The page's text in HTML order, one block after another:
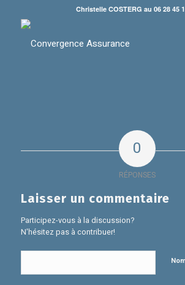
Christelle COSTERG au 06 28 45
0
RÉPONSES
Laisser un commentaire
Participez-vous à la discussion?
N'hésitez pas à contribuer!